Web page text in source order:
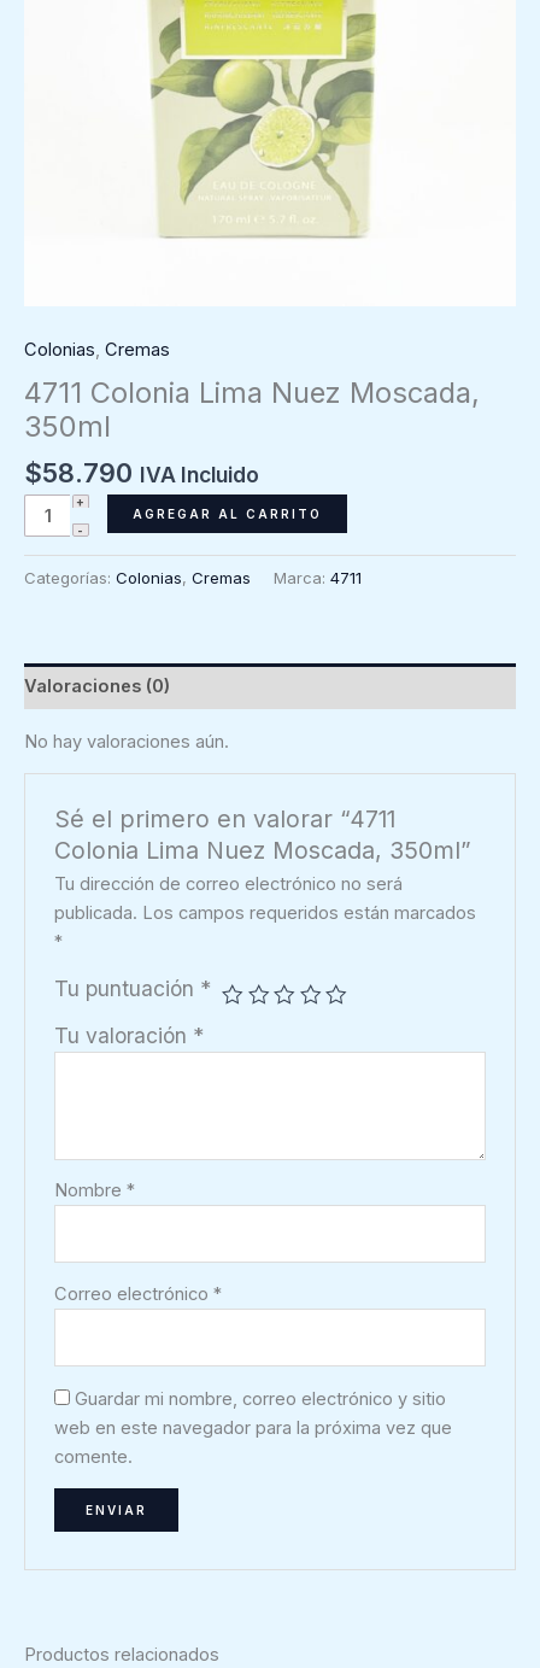
Colonias, Cremas
4711 Colonia Lima Nuez Moscada,
350ml
$58.790 IVA Incluido
4711
Colonia
Nuez
cantidad
AGREGAR AL CARRITO
Categorías: Colonias, Cremas Marca: 4711
Valoraciones (0)
No hay valoraciones aún.
Sé el primero en valorar “4711
Colonia Lima Nuez Moscada, 350ml”
Tu dirección de correo electrónico no será
publicada. Los campos requeridos están marcados
*
Tu puntuación *
Tu valoración *
Nombre*
Correo electrónico*
Guardar mi nombre, correo electrónico y sitio
web en este navegador para la próxima vez que
comente.
Productos relacionados